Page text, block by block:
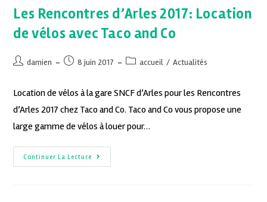
Les Rencontres d’Arles 2017: Location
de vélos avec Taco and Co
damien 8 juin 2017 accueil / Actualités
Location de vélos à la gare SNCF d’Arles pour les Rencontres
d’Arles 2017 chez Taco and Co. Taco and Co vous propose une
large gamme de vélos à louer pour…
Continuer La Lecture